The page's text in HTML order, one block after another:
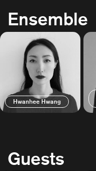
Ensemble
Hwanhee Hwang
Guests